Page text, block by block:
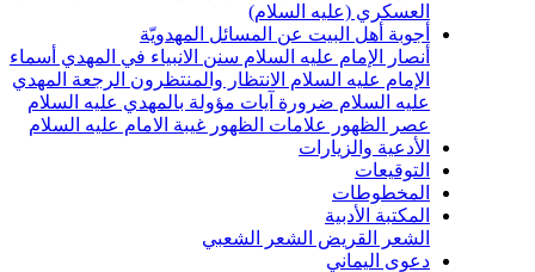
العسكري (عليه السلام)
أجوبة أهل البيت عن المسائل المهدويّة
أنصار الإمام عليه السلام سنن الانبياء في المهدي أسماء
الإمام عليه السلام الانتظار والمنتظرون الرجعة المهدي
عليه السلام ضرورة آيات مؤولة بالمهدي عليه السلام
عصر الظهور
علامات الظهور غيبة الامام عليه السلام
الأدعية والزيارات
التوقيعات
المخطوطات
المكتبة الأدبية
الشعر القريض الشعر الشعبي
دعوى اليماني